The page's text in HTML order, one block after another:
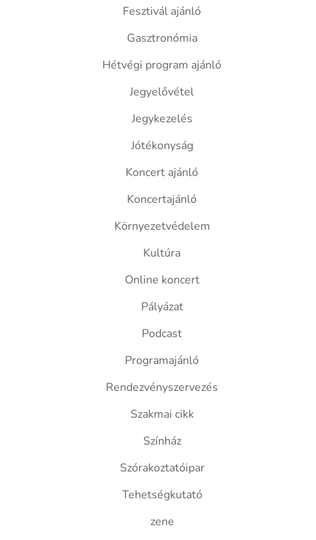
Fesztivál ajánló
Gasztronómia
Hétvégi program ajánló
Jegyelővétel
Jegykezelés
Jótékonyság
Koncert ajánló
Koncertajánló
Környezetvédelem
Kultúra
Online koncert
Pályázat
Podcast
Programajánló
Rendezvényszervezés
Szakmai cikk
Színház
Szórakoztatóipar
Tehetségkutató
zene